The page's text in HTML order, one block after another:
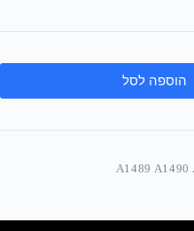
הוספה לסל